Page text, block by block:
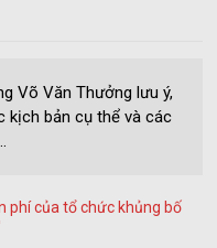
Võ Văn Thưởng lưu ý,
kịch bản cụ thể và các
phí của tổ chức khủng bố